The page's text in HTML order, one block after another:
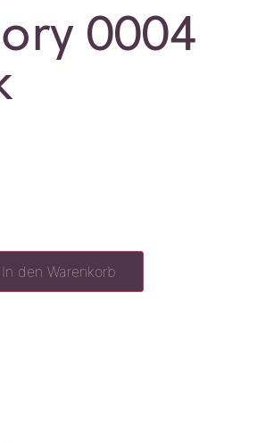
0004
In den Warenkorb